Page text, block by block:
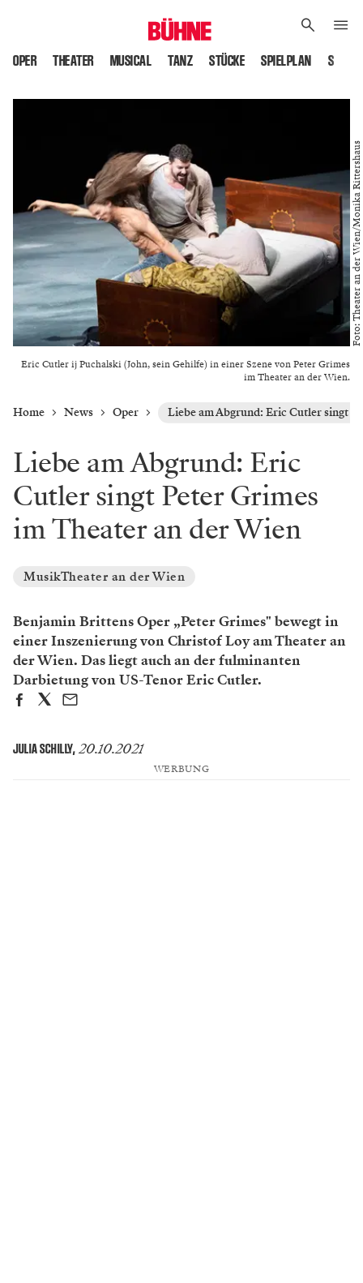
OPER THEATER MUSICAL TANZ STÜCKE SPIELPLAN
Eric Cutler ij Puchalski (John, sein Gehilfe) in einer Szene von Peter Grimes
im Theater an der Wien.
Foto: Theater an der Wien/Monika Rittershaus
Home News Oper Liebe am Abgrund: Eric Cutler singt
Liebe am Abgrund: Eric
Cutler singt Peter Grimes
im Theater an der Wien
MusikTheater an der Wien
Benjamin Brittens Oper „Peter Grimes" bewegt in
einer Inszenierung von Christof Loy am Theater an
der Wien. Das liegt auch an der fulminanten
Darbietung von US-Tenor Eric Cutler.
JULIA SCHILLY, 20.10.2021
WERBUNG